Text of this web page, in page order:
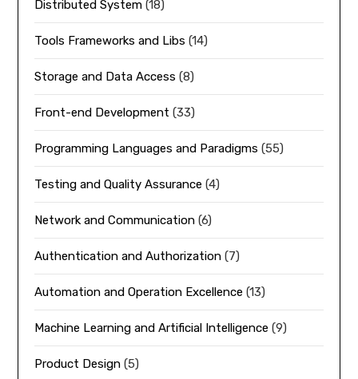
Distributed System (18)
Tools Frameworks and Libs (14)
Storage and Data Access (8)
Front-end Development (33)
Programming Languages and Paradigms (55)
Testing and Quality Assurance (4)
Network and Communication (6)
Authentication and Authorization (7)
Automation and Operation Excellence (13)
Machine Learning and Artificial Intelligence (9)
Product Design (5)